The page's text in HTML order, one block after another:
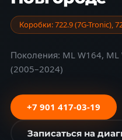
Коробки: 722.9 (7G-Tronic),
Поколения: ML W164, ML
(2005–2024)
+7 901 417-03-19
Записаться на